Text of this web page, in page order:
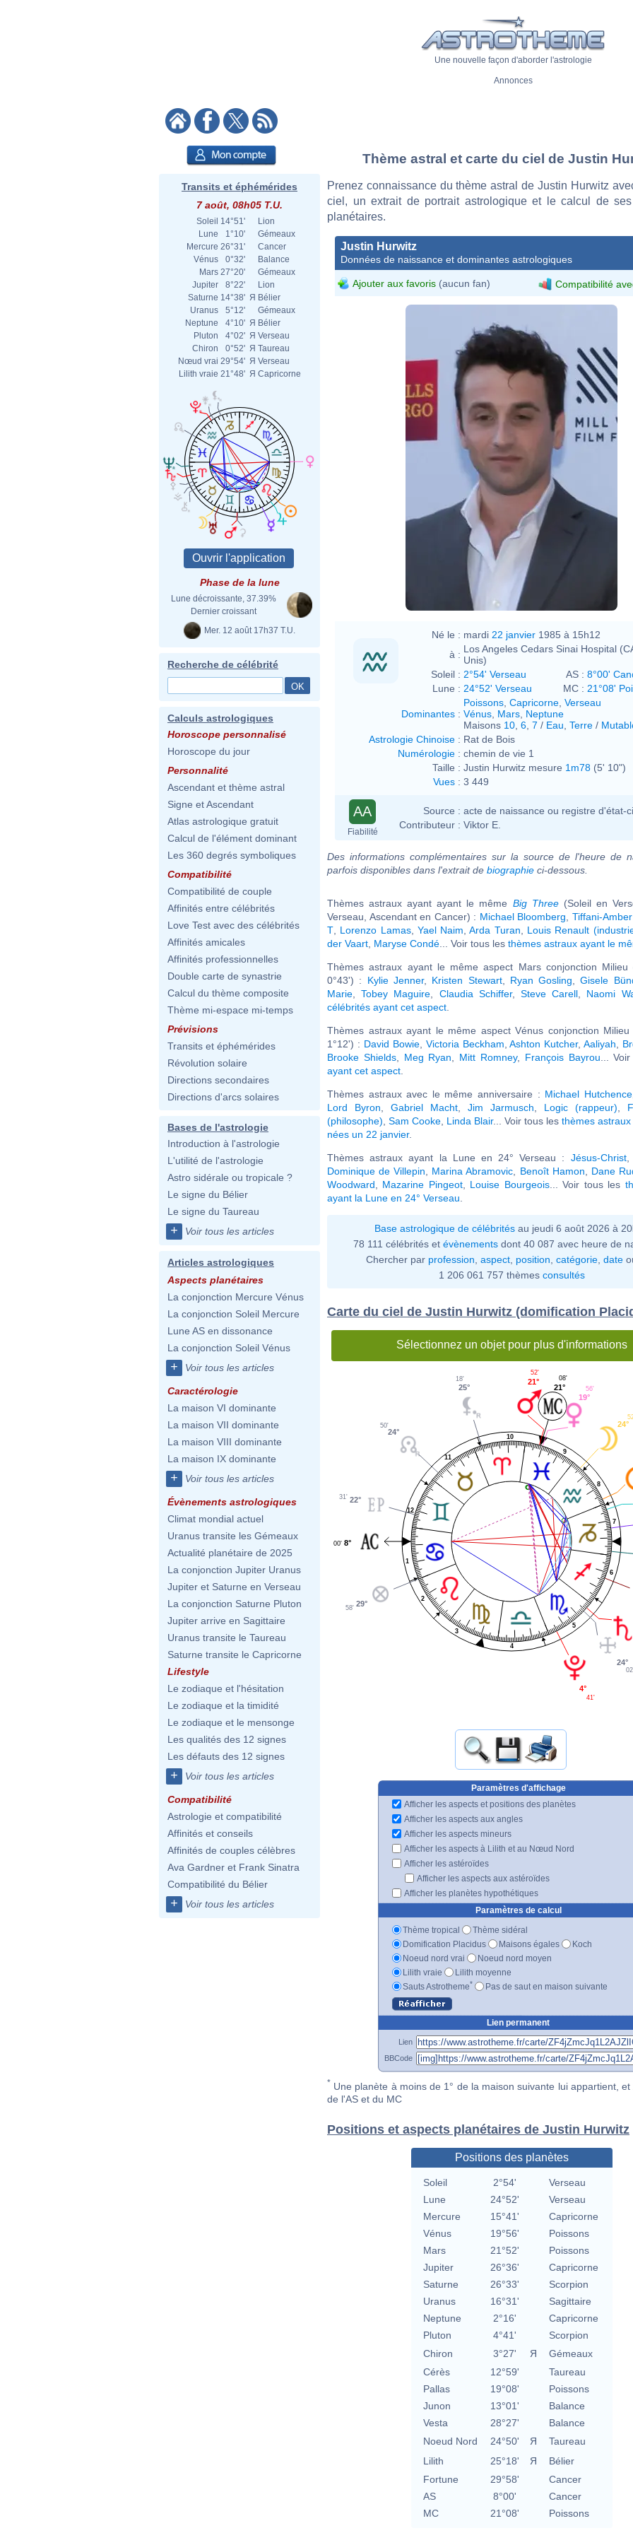
Une nouvelle façon d'aborder l'astrologie
Annonces
Transits et éphémérides
7 août, 08h05 T.U.
Soleil 14°51'
Lion
Lune
1°10'
Gémeaux
Mercure 26°31'
Cancer
Vénus
0°32'
Balance
Mars 27°20'
Gémeaux
Jupiter
8°22'
Lion
Saturne 14°38' Я Bélier
Uranus
5°12'
Gémeaux
Neptune
4°10' Я Bélier
Pluton
4°02' Я Verseau
Chiron
0°52' Я Taureau
Nœud vrai 29°54' Я Verseau
Lilith vraie 21°48' Я Capricorne
Phase de la lune
Lune décroissante, 37.39%
Dernier croissant
Mer. 12 août 17h37 T.U.
Recherche de célébrité
Calculs astrologiques
Horoscope personnalisé
Horoscope du jour
Personnalité
Ascendant et thème astral
Signe et Ascendant
Atlas astrologique gratuit
Calcul de l'élément dominant
Les 360 degrés symboliques
Compatibilité
Compatibilité de couple
Affinités entre célébrités
Love Test avec des célébrités
Affinités amicales
Affinités professionnelles
Double carte de synastrie
Calcul du thème composite
Thème mi-espace mi-temps
Prévisions
Transits et éphémérides
Révolution solaire
Directions secondaires
Directions d'arcs solaires
Bases de l'astrologie
Introduction à l'astrologie
L'utilité de l'astrologie
Astro sidérale ou tropicale ?
Le signe du Bélier
Le signe du Taureau
+ Voir tous les articles
Articles astrologiques
Aspects planétaires
La conjonction Mercure Vénus
La conjonction Soleil Mercure
Lune AS en dissonance
La conjonction Soleil Vénus
+ Voir tous les articles
Caractérologie
La maison VI dominante
La maison VII dominante
La maison VIII dominante
La maison IX dominante
+ Voir tous les articles
Évènements astrologiques
Climat mondial actuel
Uranus transite les Gémeaux
Actualité planétaire de 2025
La conjonction Jupiter Uranus
Jupiter et Saturne en Verseau
La conjonction Saturne Pluton
Jupiter arrive en Sagittaire
Uranus transite le Taureau
Saturne transite le Capricorne
Lifestyle
Le zodiaque et l'hésitation
Le zodiaque et la timidité
Le zodiaque et le mensonge
Les qualités des 12 signes
Les défauts des 12 signes
+ Voir tous les articles
Compatibilité
Astrologie et compatibilité
Affinités et conseils
Affinités de couples célèbres
Ava Gardner et Frank Sinatra
Compatibilité du Bélier
+ Voir tous les articles
Thème astral et carte du ciel de Justin
Prenez connaissance du thème astral de Justin Hurwitz
ciel, un extrait de portrait astrologique et le calcul de
planétaires.
Justin Hurwitz
Données de naissance et dominantes astrologiques
Ajouter aux favoris (aucun fan) Compatibilité
Né le : mardi 22 janvier 1985 à 15h12
à : Los Angeles Cedars Sinai Hospital
Unis)
Soleil : 2°54' Verseau AS : 8°00'
Lune : 24°52' Verseau MC : 21°08'
Dominantes :
Poissons Capricorne Verseau
Vénus Mars Neptune
Maisons 10 6 7 / Eau Terre /
Astrologie Chinoise : Rat de Bois
Numérologie : chemin de vie 1
Taille : Justin Hurwitz mesure 1m78 (5' 10")
Vues : 3 449
AA
Fiabilité
Source : acte de naissance ou registre d'état-
Contributeur : Viktor E.
Des informations complémentaires sur la source de l'heure de
parfois disponibles dans l'extrait de biographie ci-dessous.
Thèmes astraux ayant ayant le même Big Three(Soleil en
Verseau, Ascendant en Cancer) : Michael Bloomberg Tiffani-
T
Lorenzo Lamas, Yael Naim ,Arda Turan Louis Renault
der Vaart Maryse Condé ... Voir tous les thèmes astraux ayant le
Thèmes astraux ayant le même aspect Mars conjonction
0°43') : Kylie Jenner, Kristen Stewart, Ryan Gosling ,Gisele
Marie ,Tobey Maguire Claudia Schiffer,Steve Carell Naomi
célébrités ayant cet aspect
Thèmes astraux ayant le même aspect Vénus conjonction
1°12') : David Bowie, Victoria Beckham ,Ashton Kutcher,Aaliyah
Brooke Shields, Meg Ryan Mitt Romney, François Bayrou ...
ayant cet aspect
Thèmes astraux avec le même anniversaire : Michael Hutchence
Lord Byron
Gabriel Macht Jim Jarmusch Logic (rappeur)
(philosophe) Sam Cooke Linda Blair... Voir tous les thèmes
nées un 22 janvier.
Thèmes astraux ayant la Lune en 24° Verseau : Jésus-Christ,
Dominique de Villepin
Marina Abramovic Benoît Hamon Dane
Woodward
Mazarine Pingeot, Louise Bourgeois... Voir tous les
ayant la Lune en 24° Verseau
Base astrologique de célébritésau jeudi 6 août 2026 à
78 111 célébrités et évènements dont 40 087 avec heure de
Chercher par profession aspect position catégorie date
1 206 061 757 thèmes consultés
Carte du ciel de Justin Hurwitz (domification
Sélectionnez un objet pour plus d'informations
1
2
3
4
5
6
7
8
9
10
11
12
24°
19°
56'
21°
08'
21°
52'
25°
18'
24°
50'
22°
31'
8°
00'
29°
58'
4°
41'
24°
Paramètres d'affichage
Afficher les aspects et positions des planètes
Afficher les aspects aux angles
Afficher les aspects mineurs
Afficher les aspects à Lilith et au Nœud Nord
Afficher les astéroïdes
Afficher les aspects aux astéroïdes
Afficher les planètes hypothétiques
Paramètres de calcul
Thème tropical
Thème sidéral
Domification Placidus
Maisons égales
Koch
Noeud nord vrai
Noeud nord moyen
Lilith vraie
Lilith moyenne
Sauts Astrotheme* Pas de saut en maison suivante
Lien permanent
Lien
BBCode
* Une planète à moins de 1° de la maison suivante lui appartient, et
de l'AS et du MC
Positions et aspects planétaires de Justin Hurwitz
Positions des planètes
Soleil 2°54'
Verseau
Lune
24°52'
Verseau
Mercure
15°41'
Capricorne
Vénus
19°56'
Poissons
Mars
21°52'
Poissons
Jupiter
26°36'
Capricorne
Saturne
26°33'
Scorpion
Uranus
16°31'
Sagittaire
Neptune
2°16'
Capricorne
Pluton
4°41'
Scorpion
Chiron
3°27' Я
Gémeaux
Cérès
12°59'
Taureau
Pallas
19°08'
Poissons
Junon
13°01'
Balance
Vesta
28°27'
Balance
Noeud Nord
24°50' Я
Taureau
Lilith
25°18' Я
Bélier
Fortune
29°58'
Cancer
AS
8°00'
Cancer
MC
21°08' Poissons